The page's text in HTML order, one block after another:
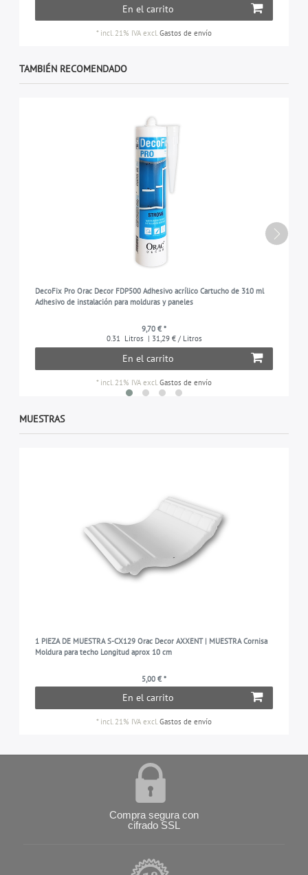
En el carrito
* incl. 21% IVA excl. Gastos de envío
TAMBIÉN RECOMENDADO
DecoFix Pro Orac Decor FDP500 Adhesivo acrílico Cartucho de 310 ml
Adhesivo de instalación para molduras y paneles
9,70 € *
0.31 Litros | 31,29 € / Litros
En el carrito
* incl. 21% IVA excl.Gastos de envío
MUESTRAS
1 PIEZA DE MUESTRA S-CX129 Orac Decor AXXENT | MUESTRA Cornisa
Moldura para techo Longitud aprox 10 cm
5,00 € *
En el carrito
* incl. 21% IVA excl.Gastos de envío
Compra segura con
cifrado SSL